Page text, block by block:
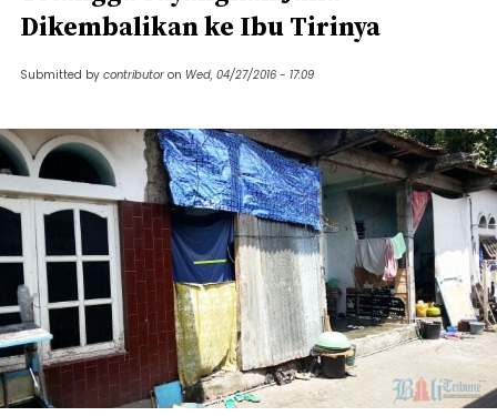
Dikembalikan ke Ibu Tirinya
Submitted by contributor on Wed, 04/27/2016 - 17:09